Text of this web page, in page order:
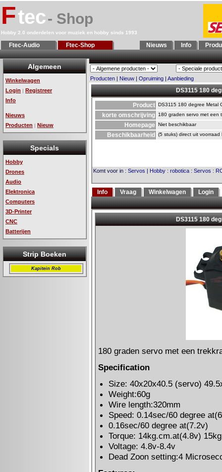
Ftec- Shop
Hobby 2.0 onderdelen voor muziek en hobby sinds 1993
Ftec-Audio Ftec-Shop Nieuws Info
Algemeen
Winkelwagen
Login | Registreer
Info
Nieuws
Producten | Nieuw
Specials
Hobby
Drones
Audio
Elektronica
Computers
3D-Printer
CNC
Batterijen
Strip Boeken
Kapitein Rob
Producten | Nieuw | Opruiming | Aanbieding
DS3115 180
Product DS3115 180 degree Metal
korte omschrijving 180 graden servo met een
Homepage Niet beschikbaar
Beschikbaarheid (5 stuks) direct uit voorraad
Komt voor in : Servos | Hobby : robotica : Servos :
Info Vraag Winkelwagen Login